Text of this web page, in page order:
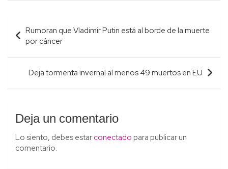
Navegación
de
entradas
Rumoran que Vladimir Putin está al borde de la muerte
por cáncer
Deja tormenta invernal al menos 49 muertos en EU
Deja un comentario
Lo siento, debes estar conectado para publicar un
comentario.